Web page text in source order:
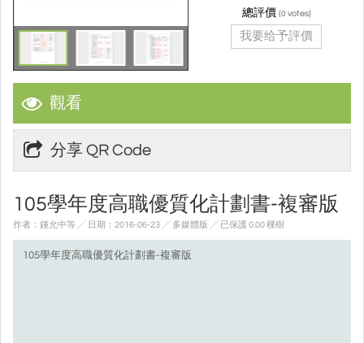
觀看
分享 QR Code
105學年度高職優質化計劃書-複審版
作者：鍾允中等 ╱ 日期：2016-06-23 ╱ 多媒體版 ╱ 已保護 0.00 棵樹
105學年度高職優質化計劃書-複審版
總評價 (0 votes)
我要给予評價